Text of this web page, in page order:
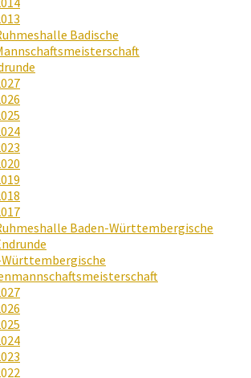
Badische
Baden-Württembergische
Württembergische